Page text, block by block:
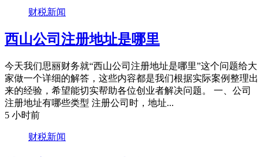
财税新闻
西山公司注册地址是哪里
今天我们思丽财务就“西山公司注册地址是哪里”这个问题给大
家做一个详细的解答，这些内容都是我们根据实际案例整理出
来的经验，希望能切实帮助各位创业者解决问题。 一、公司
注册地址有哪些类型 注册公司时，地址...
5 小时前
财税新闻